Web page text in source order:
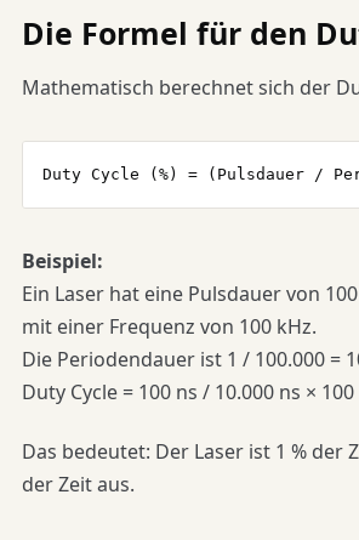
Die Formel für den
Mathematisch berechnet sich der
Duty Cycle (%) = (Pulsdauer /
Beispiel:
Ein Laser hat eine Pulsdauer von
mit einer Frequenz von 100 kHz.
Die Periodendauer ist 1 / 100.000 =
Duty Cycle = 100 ns / 10.000 ns × 100
Das bedeutet: Der Laser ist 1 % der
der Zeit aus.